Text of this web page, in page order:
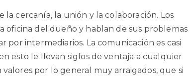
la cercanía, la unión y la colaboración. Los
oficina del dueño y hablan de sus problemas
por intermediarios. La comunicación es casi
esto le llevan siglos de ventaja a cualquier
por lo general muy arraigados, que si